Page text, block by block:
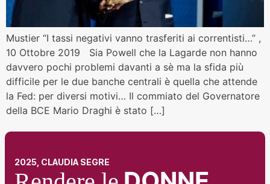
Mustier “I tassi negativi vanno trasferiti ai correntisti…” ,
10 Ottobre 2019 Sia Powell che la Lagarde non hanno
davvero pochi problemi davanti a sè ma la sfida più
difficile per le due banche centrali è quella che attende
la Fed: per diversi motivi… Il commiato del Governatore
della BCE Mario Draghi è stato […]
2025, CLAUDIA SEGRE